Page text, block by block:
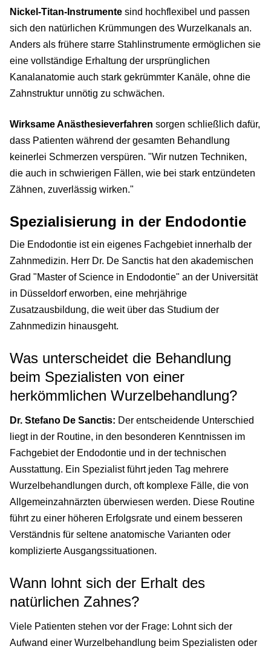
Nickel-Titan-Instrumente sind hochflexibel und passen
sich den natürlichen Krümmungen des Wurzelkanals an.
Anders als frühere starre Stahlinstrumente ermöglichen sie
eine vollständige Erhaltung der ursprünglichen
Kanalanatomie auch stark gekrümmter Kanäle, ohne die
Zahnstruktur unnötig zu schwächen.
Wirksame Anästhesieverfahren sorgen schließlich dafür,
dass Patienten während der gesamten Behandlung
keinerlei Schmerzen verspüren. "Wir nutzen Techniken,
die auch in schwierigen Fällen, wie bei stark entzündeten
Zähnen, zuverlässig wirken."
Spezialisierung in der Endodontie
Die Endodontie ist ein eigenes Fachgebiet innerhalb der
Zahnmedizin. Herr Dr. De Sanctis hat den akademischen
Grad "Master of Science in Endodontie" an der Universität
in Düsseldorf erworben, eine mehrjährige
Zusatzausbildung, die weit über das Studium der
Zahnmedizin hinausgeht.
Was unterscheidet die Behandlung
beim Spezialisten von einer
herkömmlichen Wurzelbehandlung?
Dr. Stefano De Sanctis: Der entscheidende Unterschied
liegt in der Routine, in den besonderen Kenntnissen im
Fachgebiet der Endodontie und in der technischen
Ausstattung. Ein Spezialist führt jeden Tag mehrere
Wurzelbehandlungen durch, oft komplexe Fälle, die von
Allgemeinzahnärzten überwiesen werden. Diese Routine
führt zu einer höheren Erfolgsrate und einem besseren
Verständnis für seltene anatomische Varianten oder
komplizierte Ausgangssituationen.
Wann lohnt sich der Erhalt des
natürlichen Zahnes?
Viele Patienten stehen vor der Frage: Lohnt sich der
Aufwand einer Wurzelbehandlung beim Spezialisten oder